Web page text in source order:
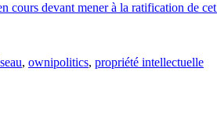
cours devant mener à la ratification de
, ownipolitics, propriété intellectuelle